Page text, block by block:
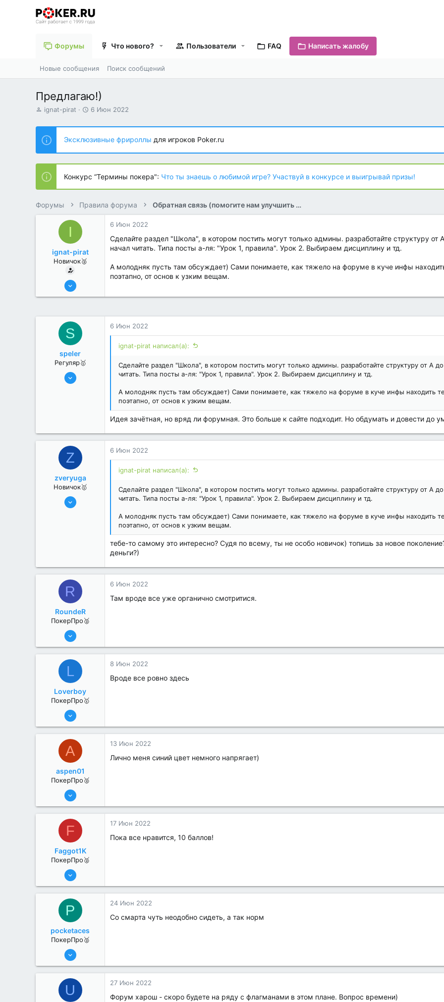
Форумы Что нового? Пользователи FAQ Написать жалобу
Новые сообщения Поиск сообщений
Предлагаю!)
А
т
о
р
т
е
м
ы
ignat-pirat
Д
т
н
а
ч
л
а
6 Июн 2022
Эксклюзивные фрироллы для игроков Poker.ru
Конкурс “Термины покера": Что ты знаешь о любимой игре? Участвуй в конкурсе и выигрывай призы!
Форумы Правила форума Обратная связь (помогите нам улучшить форум)
I
ignat-pirat
Новичок🥈
4 Июн 2022
6 Июн 2022
Сделайте раздел "Школа", в котором постить могут только админы. разработайте структуру
начал читать. Типа посты а-ля: "Урок 1, правила". Урок 2. Выбираем дисциплину и тд.
А молодняк пусть там обсуждает) Сами понимаете, как тяжело на форуме в куче инфы
поэтапно, от основ к узким вещам.
S
speler
Регуляр🥇
31 Май 2022
6 Июн 2022
ignat-pirat написал(а):
Сделайте раздел "Школа", в котором постить могут только админы. разработайте структуру от
читать. Типа посты а-ля: "Урок 1, правила". Урок 2. Выбираем дисциплину и тд.
А молодняк пусть там обсуждает) Сами понимаете, как тяжело на форуме в куче инфы находить
поэтапно, от основ к узким вещам.
Идея зачётная, но вряд ли форумная. Это больше к сайте подходит. Но обдумать и довести до
Z
zveryuga
Новичок🥇
2 Июн 2022
6 Июн 2022
ignat-pirat написал(а):
Сделайте раздел "Школа", в котором постить могут только админы. разработайте структуру от
читать. Типа посты а-ля: "Урок 1, правила". Урок 2. Выбираем дисциплину и тд.
А молодняк пусть там обсуждает) Сами понимаете, как тяжело на форуме в куче инфы находить
поэтапно, от основ к узким вещам.
тебе-то самому это интересно? Судя по всему, ты не особо новичок) топишь за новое
деньги?)
R
RoundeR
ПокерПро🥈
6 Июн 2022
2
6 Июн 2022
Там вроде все уже органично смотритися.
L
Loverboy
ПокерПро🥇
8 Июн 2022
1
8 Июн 2022
Вроде все ровно здесь
A
aspen01
ПокерПро🥈
13 Июн 2022
0
13 Июн 2022
Лично меня синий цвет немного напрягает)
F
Faggot1K
ПокерПро🥈
13 Июн 2022
1
17 Июн 2022
Пока все нравится, 10 баллов!
P
pocketaces
ПокерПро🥈
6 Июн 2022
3
24 Июн 2022
Со смарта чуть неодобно сидеть, а так норм
U 27 Июн 2022
Форум харош - скоро будете на ряду с флагманами в этом плане. Вопрос времени)